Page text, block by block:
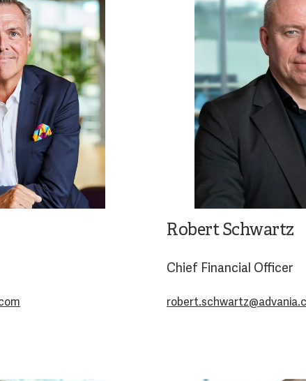
Robert Schwartz
Chief Financial Officer